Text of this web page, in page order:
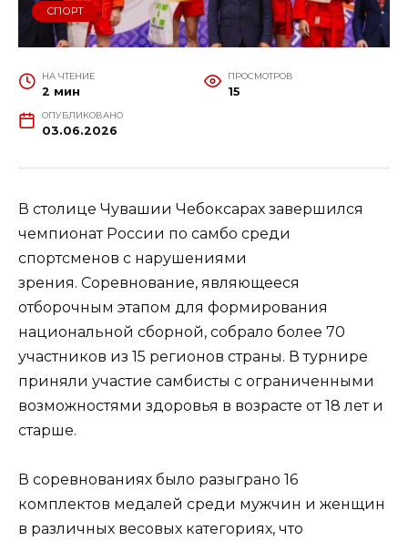
СПОРТ
НА ЧТЕНИЕ
2 мин
ПРОСМОТРОВ
15
ОПУБЛИКОВАНО
03.06.2026
В столице Чувашии Чебоксарах завершился
чемпионат России по самбо среди
спортсменов с нарушениями
зрения. Соревнование, являющееся
отборочным этапом для формирования
национальной сборной, собрало более 70
участников из 15 регионов страны. В турнире
приняли участие самбисты с ограниченными
возможностями здоровья в возрасте от 18 лет и
старше.
В соревнованиях было разыграно 16
комплектов медалей среди мужчин и женщин
в различных весовых категориях, что